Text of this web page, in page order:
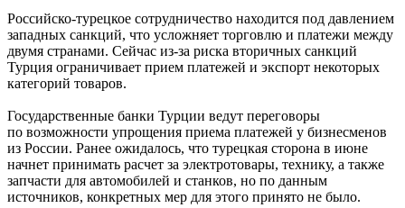
Российско-турецкое сотрудничество находится под давлением
западных санкций, что усложняет торговлю и платежи между
двумя странами. Сейчас из-за риска вторичных санкций
Турция ограничивает прием платежей и экспорт некоторых
категорий товаров.
Государственные банки Турции ведут переговоры
по возможности упрощения приема платежей у бизнесменов
из России. Ранее ожидалось, что турецкая сторона в июне
начнет принимать расчет за электротовары, технику, а также
запчасти для автомобилей и станков, но по данным
источников, конкретных мер для этого принято не было.